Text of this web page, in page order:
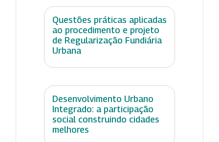
Questões práticas aplicadas
ao procedimento e projeto
de Regularização Fundiária
Urbana
Desenvolvimento Urbano
Integrado: a participação
social construindo cidades
melhores